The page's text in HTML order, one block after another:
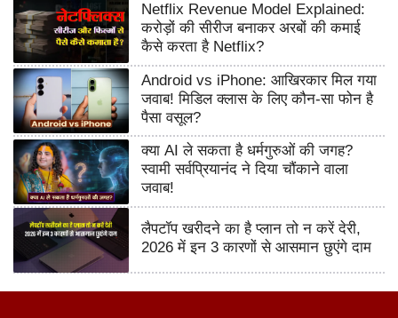
Netflix Revenue Model Explained:
करोड़ों की सीरीज बनाकर अरबों की कमाई
कैसे करता है Netflix?
Android vs iPhone: आखिरकार मिल गया
जवाब! मिडिल क्लास के लिए कौन-सा फोन है
पैसा वसूल?
क्या AI ले सकता है धर्मगुरुओं की जगह?
स्वामी सर्वप्रियानंद ने दिया चौंकाने वाला
जवाब!
लैपटॉप खरीदने का है प्लान तो न करें देरी,
2026 में इन 3 कारणों से आसमान छुएंगे दाम